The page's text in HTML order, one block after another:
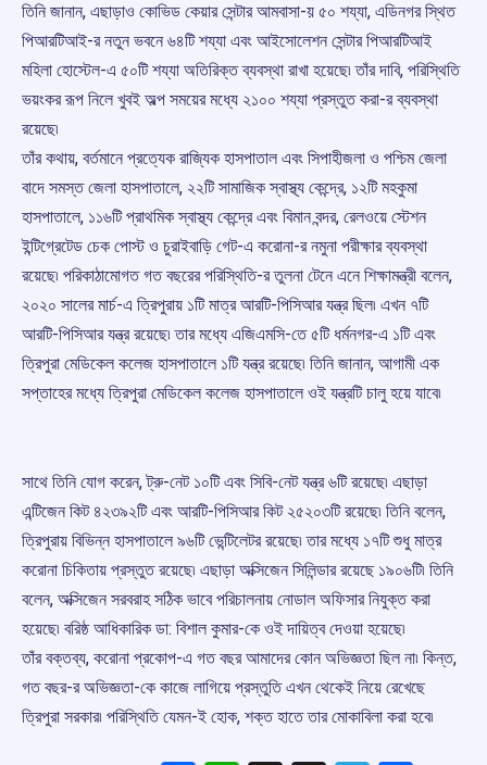
তিনি জানান, এছাড়াও কোভিড কেয়ার সেন্টার আমবাসা-য় ৫০ শয্যা, এডিনগর স্থিত
পিআরটিআই-র নতুন ভবনে ৬৪টি শয্যা এবং আইসোলেশন সেন্টার পিআরটিআই
মহিলা হোস্টেল-এ ৫০টি শয্যা অতিরিক্ত ব্যবস্থা রাখা হয়েছে৷ তাঁর দাবি, পরিস্থিতি
ভয়ংকর রূপ নিলে খুবই অল্প সময়ের মধ্যে ২১০০ শয্যা প্রস্তুত করা-র ব্যবস্থা
রয়েছে৷
তাঁর কথায়, বর্তমানে প্রত্যেক রাজ্যিক হাসপাতাল এবং সিপাহীজলা ও পশ্চিম জেলা
বাদে সমস্ত জেলা হাসপাতালে, ২২টি সামাজিক স্বাস্থ্য কেন্দ্রে, ১২টি মহকুমা
হাসপাতালে, ১১৬টি প্রাথমিক স্বাস্থ্য কেন্দ্রে এবং বিমান বন্দর, রেলওয়ে স্টেশন
ইন্টিগ্রেটেড চেক পোস্ট ও চুরাইবাড়ি গেট-এ করোনা-র নমুনা পরীক্ষার ব্যবস্থা
রয়েছে৷ পরিকাঠামোগত গত বছরের পরিস্থিতি-র তুলনা টেনে এনে শিক্ষামন্ত্রী বলেন,
২০২০ সালের মার্চ-এ ত্রিপুরায় ১টি মাত্র আরটি-পিসিআর যন্ত্র ছিল৷ এখন ৭টি
আরটি-পিসিআর যন্ত্র রয়েছে৷ তার মধ্যে এজিএমসি-তে ৫টি ধর্মনগর-এ ১টি এবং
ত্রিপুরা মেডিকেল কলেজ হাসপাতালে ১টি যন্ত্র রয়েছে৷ তিনি জানান, আগামী এক
সপ্তাহের মধ্যে ত্রিপুরা মেডিকেল কলেজ হাসপাতালে ওই যন্ত্রটি চালু হয়ে যাবে৷
সাথে তিনি যোগ করেন, ট্রু-নেট ১০টি এবং সিবি-নেট যন্ত্র ৬টি রয়েছে৷ এছাড়া
এন্টিজেন কিট ৪২৩৯২টি এবং আরটি-পিসিআর কিট ২৫২০৩টি রয়েছে৷ তিনি বলেন,
ত্রিপুরায় বিভিন্ন হাসপাতালে ৯৬টি ভেন্টিলেটর রয়েছে৷ তার মধ্যে ১৭টি শুধু মাত্র
করোনা চিকিতায় প্রস্তুত রয়েছে৷ এছাড়া অক্সিজেন সিলিন্ডার রয়েছে ১৯০৬টি৷ তিনি
বলেন, অক্সিজেন সরবরাহ সঠিক ভাবে পরিচালনায় নোডাল অফিসার নিযুক্ত করা
হয়েছে৷ বরিষ্ঠ আধিকারিক ডা: বিশাল কুমার-কে ওই দায়িত্ব দেওয়া হয়েছে৷
তাঁর বক্তব্য, করোনা প্রকোপ-এ গত বছর আমাদের কোন অভিজ্ঞতা ছিল না৷ কিন্ত,
গত বছর-র অভিজ্ঞতা-কে কাজে লাগিয়ে প্রস্তুতি এখন থেকেই নিয়ে রেখেছে
ত্রিপুরা সরকার৷ পরিস্থিতি যেমন-ই হোক, শক্ত হাতে তার মোকাবিলা করা হবে৷